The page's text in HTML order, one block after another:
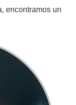
encontramos un